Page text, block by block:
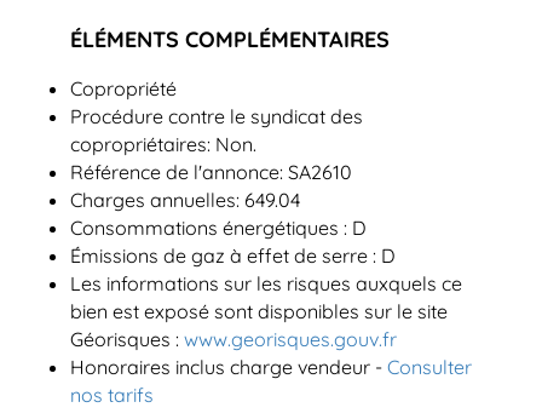
ÉLÉMENTS COMPLÉMENTAIRES
Copropriété
Procédure contre le syndicat des
copropriétaires: Non.
Référence de l'annonce: SA2610
Charges annuelles: 649.04
Consommations énergétiques : D
Émissions de gaz à effet de serre : D
Les informations sur les risques auxquels ce
bien est exposé sont disponibles sur le site
Géorisques : www.georisques.gouv.fr
Honoraires inclus charge vendeur - Consulter
nos tarifs